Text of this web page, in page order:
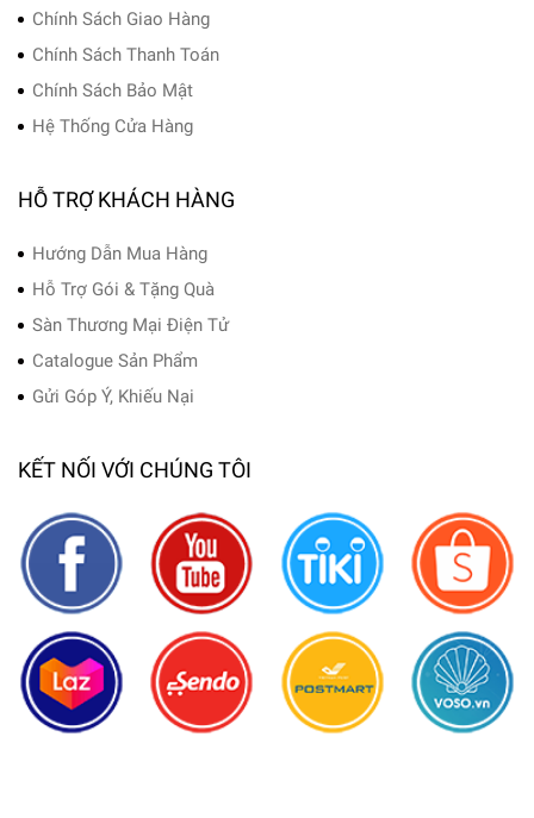
Chính Sách Giao Hàng
Chính Sách Thanh Toán
Chính Sách Bảo Mật
Hệ Thống Cửa Hàng
HỖ TRỢ KHÁCH HÀNG
Hướng Dẫn Mua Hàng
Hỗ Trợ Gói & Tặng Quà
Sàn Thương Mại Điện Tử
Catalogue Sản Phẩm
Gửi Góp Ý, Khiếu Nại
KẾT NỐI VỚI CHÚNG TÔI